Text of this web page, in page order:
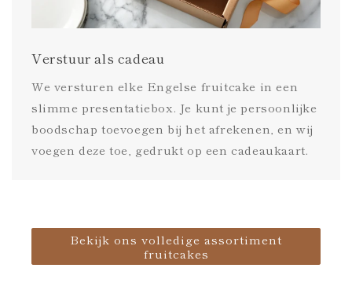
Verstuur als cadeau
We versturen elke Engelse fruitcake in een
slimme presentatiebox. Je kunt je persoonlijke
boodschap toevoegen bij het afrekenen, en wij
voegen deze toe, gedrukt op een cadeaukaart.
Bekijk ons volledige assortiment
fruitcakes